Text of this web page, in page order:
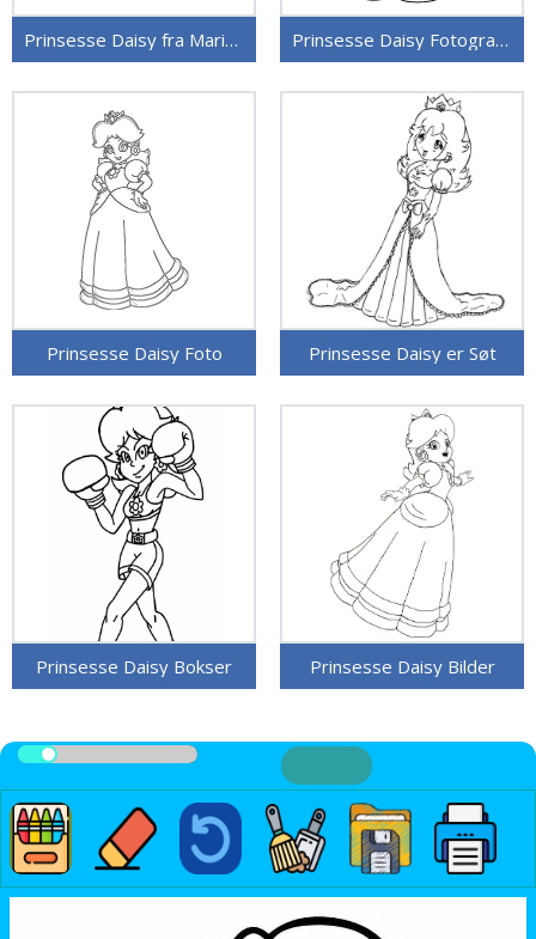
Prinsesse Daisy fra Mario Spill Prinsesse Daisy Fotografier
Prinsesse Daisy Foto Prinsesse Daisy er Søt
Prinsesse Daisy Bokser Prinsesse Daisy Bilder